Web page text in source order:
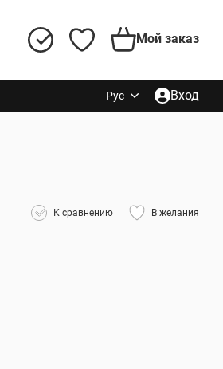
Мой заказ
Рус Вход
К сравнению В желания